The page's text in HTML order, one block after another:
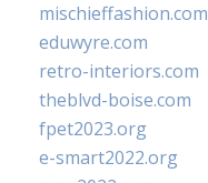
mischieffashion.com
eduwyre.com
retro-interiors.com
theblvd-boise.com
fpet2023.org
e-smart2022.org